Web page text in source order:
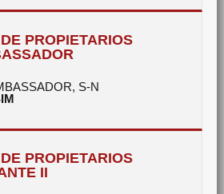
PROPIETARIOS
S-N
PROPIETARIOS
II